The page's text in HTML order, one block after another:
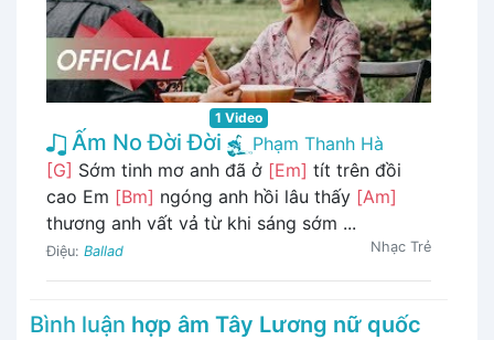
1 Video
Ấm No Đời Đời
Phạm Thanh Hà
[G] Sớm tinh mơ anh đã ở [Em] tít trên đồi
cao Em [Bm] ngóng anh hồi lâu thấy [Am]
thương anh vất vả từ khi sáng sớm ...
Điệu: Ballad Nhạc Trẻ
Bình luận hợp âm Tây Lương nữ quốc